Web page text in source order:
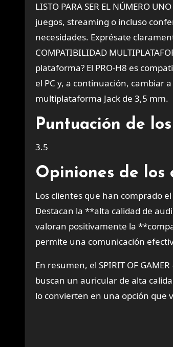
LISTO PARA SER EL NÚMERO
juegos, streaming o incluso
necesidades. Exprésate
COMPATIBILIDAD
plataforma? El PRO-H8 es
el PC y, a continuación, cambiar a
multiplataforma Jack de 3,5 mm.
Puntuación de
3.5
Opiniones de los
Los clientes que han comprado el
Destacan la **alta calidad de
valoran positivamente la
permite una comunicación
En resumen, el SPIRIT OF
buscan un auricular de alta
lo convierten en una opción que